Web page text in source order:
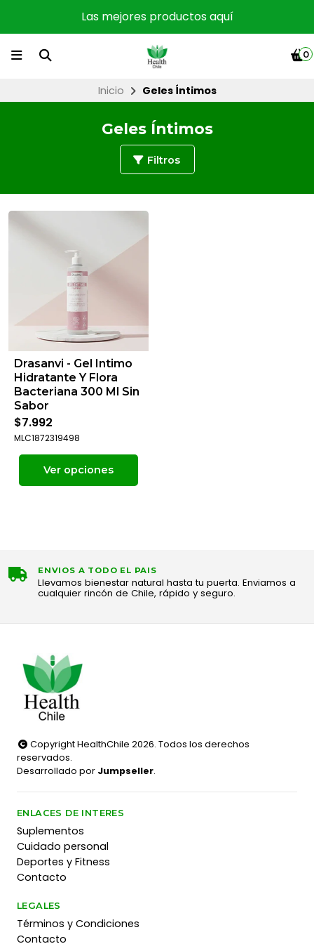
Las mejores productos aquí
0
Inicio Geles Íntimos
Geles Íntimos
Filtros
Drasanvi - Gel Intimo
Hidratante Y Flora
Bacteriana 300 Ml Sin
Sabor
$7.992
MLC1872319498
Ver opciones
ENVIOS A TODO EL PAIS
Llevamos bienestar natural hasta tu puerta. Enviamos a
cualquier rincón de Chile, rápido y seguro.
Copyright HealthChile 2026. Todos los derechos
reservados.
Desarrollado por Jumpseller.
ENLACES DE INTERES
Suplementos
Cuidado personal
Deportes y Fitness
Contacto
LEGALES
Términos y Condiciones
Contacto